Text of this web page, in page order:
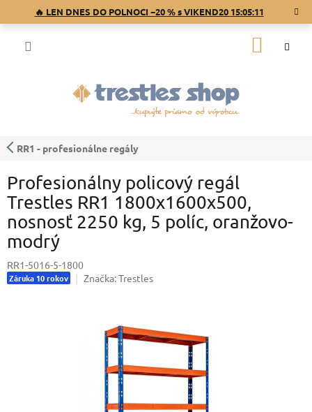
🔥 LEN DNES DO POLNOCI −20 % s VIKEND20 15:05:11
RR1 - profesionálne regály
Profesionálny policový regál
Trestles RR1 1800x1600x500,
nosnosť 2250 kg, 5 políc, oranžovo-
modrý
RR1-5016-5-1800
Záruka 10 rokov Značka:Trestles